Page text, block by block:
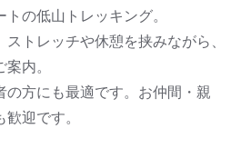
の低山トレッキング。
トレッチや休憩を挟みながら、
内。
の方にも最適です。お仲間・親
迎です。